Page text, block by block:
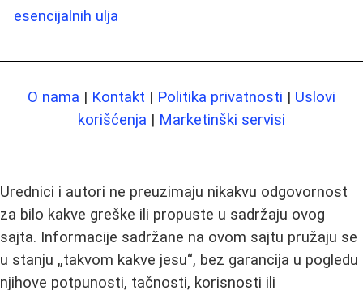
esencijalnih ulja
O nama | Kontakt | Politika privatnosti | Uslovi
korišćenja | Marketinški servisi
Urednici i autori ne preuzimaju nikakvu odgovornost
za bilo kakve greške ili propuste u sadržaju ovog
sajta. Informacije sadržane na ovom sajtu pružaju se
u stanju „takvom kakve jesu“, bez garancija u pogledu
njihove potpunosti, tačnosti, korisnosti ili